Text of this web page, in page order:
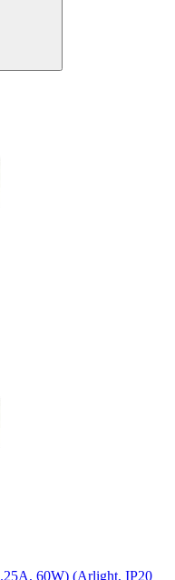
60W) (Arlight, IP20